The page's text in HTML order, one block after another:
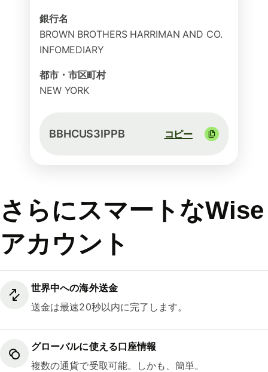
銀行名
BROWN BROTHERS HARRIMAN AND CO.
INFOMEDIARY
都市・市区町村
NEW YORK
BBHCUS3IPPB コピー
さらにスマートなWise
アカウント
世界中への海外送金
送金は最速20秒以内に完了します。
グローバルに使える口座情報
複数の通貨で受取可能。しかも、簡単。